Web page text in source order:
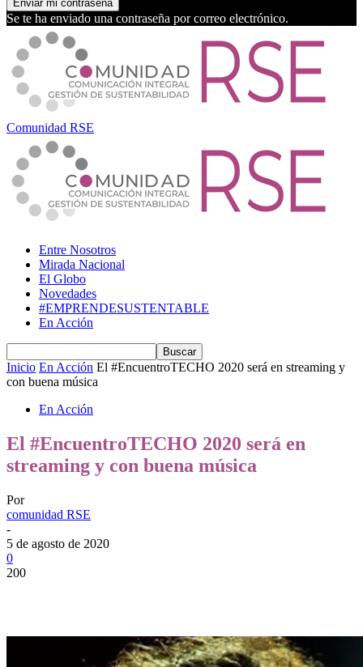
Se te ha enviado una contraseña por correo electrónico.
Comunidad RSE
Entre Nosotros
Mirada Nacional
El Globo
Novedades
#EMPRENDESUSTENTABLE
En Acción
Inicio En Acción El #EncuentroTECHO 2020 será en streaming y
con buena música
En Acción
El #EncuentroTECHO 2020 será en
streaming y con buena música
Por
comunidad RSE
-
5 de agosto de 2020
0
200